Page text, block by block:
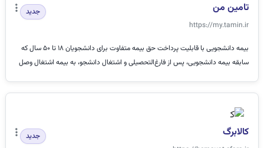
تامین من
https://my.tamin.ir
جدید
بیمه دانشجویی با قابلیت پرداخت حق بیمه متفاوت برای دانشجویان 18 تا 50 سال که
سابقه بیمه دانشجویی، پس از فارغ‌التحصیلی و اشتغال دانشجو، به بیمه اشتغال وصل
کالابرگ جدید